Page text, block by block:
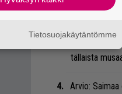
Marko
tällaista
Arvio:
Tietosuojakäytäntömme